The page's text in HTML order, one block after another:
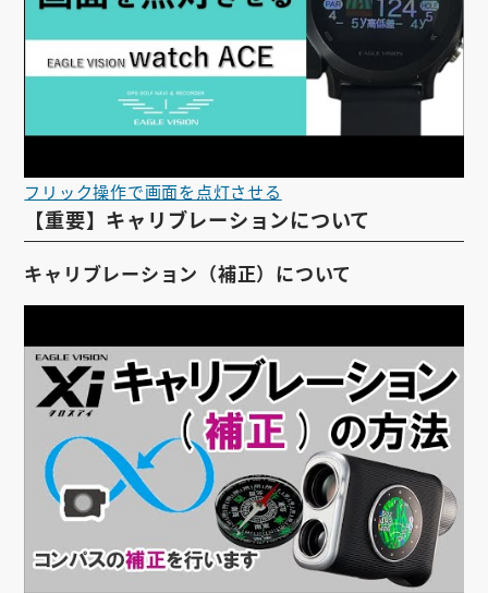
フリック操作で画面を点灯させる
【重要】キャリブレーションについて
キャリブレーション（補正）について